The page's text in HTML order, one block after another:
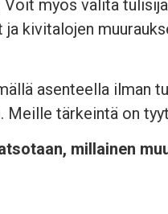
myös valita
kivitalojen
asenteella ilman
Meille tärkeintä on
millainen